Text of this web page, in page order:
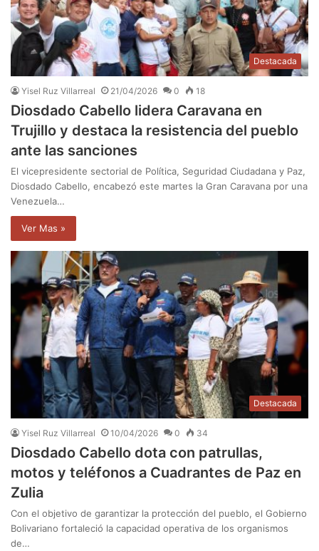
Destacada
Yisel Ruz Villarreal 21/04/2026 0 18
Diosdado Cabello lidera Caravana en
Trujillo y destaca la resistencia del pueblo
ante las sanciones
El vicepresidente sectorial de Política, Seguridad Ciudadana y Paz,
Diosdado Cabello, encabezó este martes la Gran Caravana por una
Venezuela…
Ver Mas »
Destacada
Yisel Ruz Villarreal 10/04/2026 0 34
Diosdado Cabello dota con patrullas,
motos y teléfonos a Cuadrantes de Paz en
Zulia
Con el objetivo de garantizar la protección del pueblo, el Gobierno
Bolivariano fortaleció la capacidad operativa de los organismos
de…